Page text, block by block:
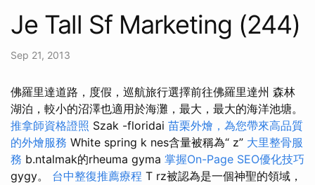
Je Tall Sf Marketing (244)
Sep 21, 2013
佛羅里達道路，度假，巡航旅行選擇前往佛羅里達州 森林
湖泊，較小的沼澤也適用於海灘，最大，最大的海洋池塘。
推拿師資格證照 Szak -floridai 苗栗外燴，為您帶來高品質
的外燴服務 White spring k nes含量被稱為“ z” 大里整骨服
務 b.ntalmak的rheuma gyma 掌握On-Page SEO優化技巧
gygy。 台中整復推薦療程 T rz被認為是一個神聖的領域，